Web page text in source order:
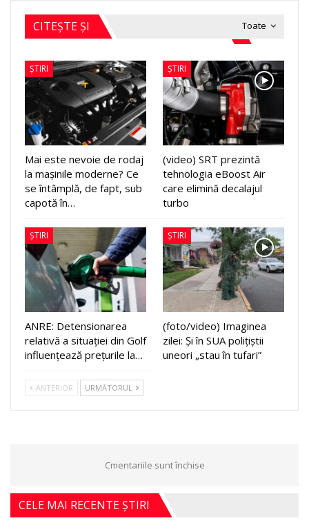
Toate
CITEȘTE ȘI
ȘTIRI
Mai este nevoie de rodaj
la mașinile moderne? Ce
se întâmplă, de fapt, sub
capotă în…
ȘTIRI
(video) SRT prezintă
tehnologia eBoost Air
care elimină decalajul
turbo
ȘTIRI
ANRE: Detensionarea
relativă a situației din Golf
influențează prețurile la…
ȘTIRI
(foto/video) Imaginea
zilei: Și în SUA polițiștii
uneori „stau în tufari”
ANTERIOR URMĂTORUL
Cmentariile sunt închise
CELE MAI RECENTE ȘTIRI